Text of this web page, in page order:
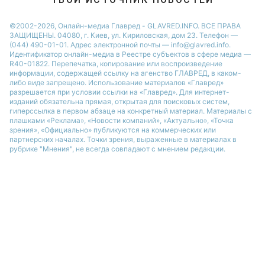
©2002-2026, Онлайн-медиа Главред - GLAVRED.INFO. ВСЕ ПРАВА
ЗАЩИЩЕНЫ. 04080, г. Киев, ул. Кириловская, дом 23. Телефон —
(044) 490-01-01. Адрес электронной почты — info@glavred.info.
Идентификатор онлайн-медиа в Реестре cубъектов в сфере медиа —
R40-01822. Перепечатка, копирование или воспроизведение
информации, содержащей ссылку на агенство ГЛАВРЕД, в каком-
либо виде запрещено. Использование материалов «Главред»
разрешается при условии ссылки на «Главред». Для интернет-
изданий обязательна прямая, открытая для поисковых систем,
гиперссылка в первом абзаце на конкретный материал. Материалы с
плашками «Реклама», «Новости компаний», «Актуально», «Точка
зрения», «Официально» публикуются на коммерческих или
партнерских началах. Точки зрения, выраженные в материалах в
рубрике "Мнения", не всегда совпадают с мнением редакции.